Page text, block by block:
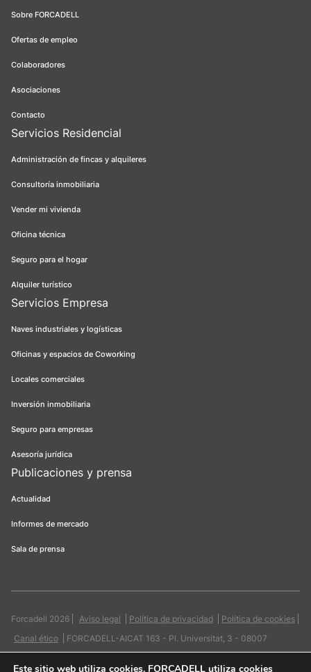
Sobre FORCADELL
Ofertas de empleo
Colaboradores
Asociaciones
Contacto
Servicios Residencial
Administración de fincas y alquileres
Consultoría inmobiliaria
Vender mi vivienda
Oficina técnica
Seguro para el hogar
Alquiler turístico
Servicios Empresa
Naves industriales y logísticas
Oficinas y espacios de Coworking
Locales comerciales
Inversión inmobiliaria
Seguro para empresas
Asesoría jurídica
Publicaciones y prensa
Actualidad
Informes de mercado
Sala de prensa
Forcadell 2026 Aviso legal Política de privacidad
Política de cookies
Canal ético
FORCADELL-AICAT 163 - Pl. Universitat, 3 - 08007
Este sitio web utiliza cookies. FORCADELL utiliza cookies